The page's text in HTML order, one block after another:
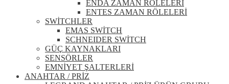
ENDA ZAMAN RÖLELERİ
ENTES ZAMAN RÖLELERİ
SWİTCHLER
EMAS SWİTCH
SCHNEIDER SWİTCH
GÜÇ KAYNAKLARI
SENSÖRLER
EMNİYET ŞALTERLERİ
ANAHTAR / PRİZ